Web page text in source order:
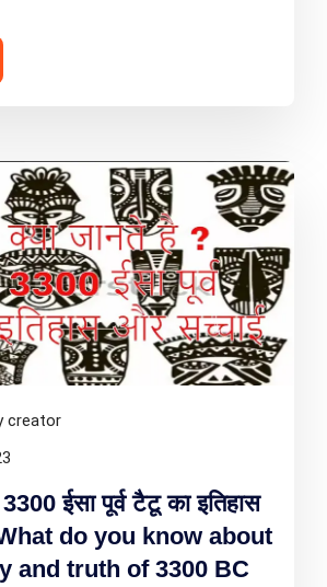
creator
ईसा पूर्व टैटू का इतिहास
do you know about
and truth of 3300 BC